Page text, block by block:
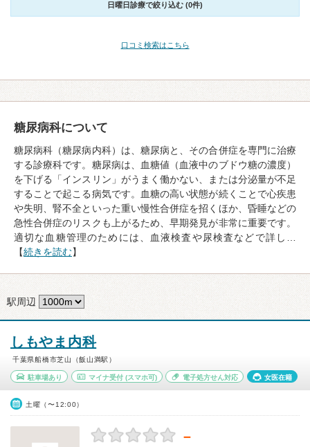
日曜日診療で絞り込む (0件)
口コミ検索はこちら
糖尿病科について
糖尿病科（糖尿病内科）は、糖尿病と、その合併症を専門に治療
する診療科です。糖尿病は、血糖値（血液中のブドウ糖の濃度）
を下げる「インスリン」がうまく働かない、または分泌量が不足
することで起こる病気です。血糖の高い状態が続くことで心疾患
や失明、腎不全といった重い慢性合併症を招くほか、昏睡などの
急性合併症のリスクも上がるため、早期発見が非常に重要です。
適切な血糖管理のためには、血液検査や尿検査などで詳し…
【続きを読む】
駅周辺
しもやま内科
千葉県船橋市芝山（飯山満駅）
駐車場あり マイナ受付(スマホ可) 電子処方せん対応 女医在籍
土曜（〜12:00）
－